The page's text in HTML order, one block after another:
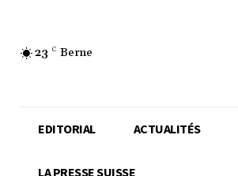
23 C Berne
EDITORIAL ACTUALITÉS
LA PRESSE SUISSE